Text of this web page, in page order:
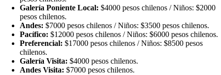
Galería Poniente Local: $4000 pesos chilenos / Niños: $2000
pesos chilenos.
Andes: $7000 pesos chilenos / Niños: $3500 pesos chilenos.
Pacífico: $12000 pesos chilenos / Niños: $6000 pesos chilenos.
Preferencial: $17000 pesos chilenos / Niños: $8500 pesos
chilenos.
Galería Visita: $4000 pesos chilenos.
Andes Visita: $7000 pesos chilenos.